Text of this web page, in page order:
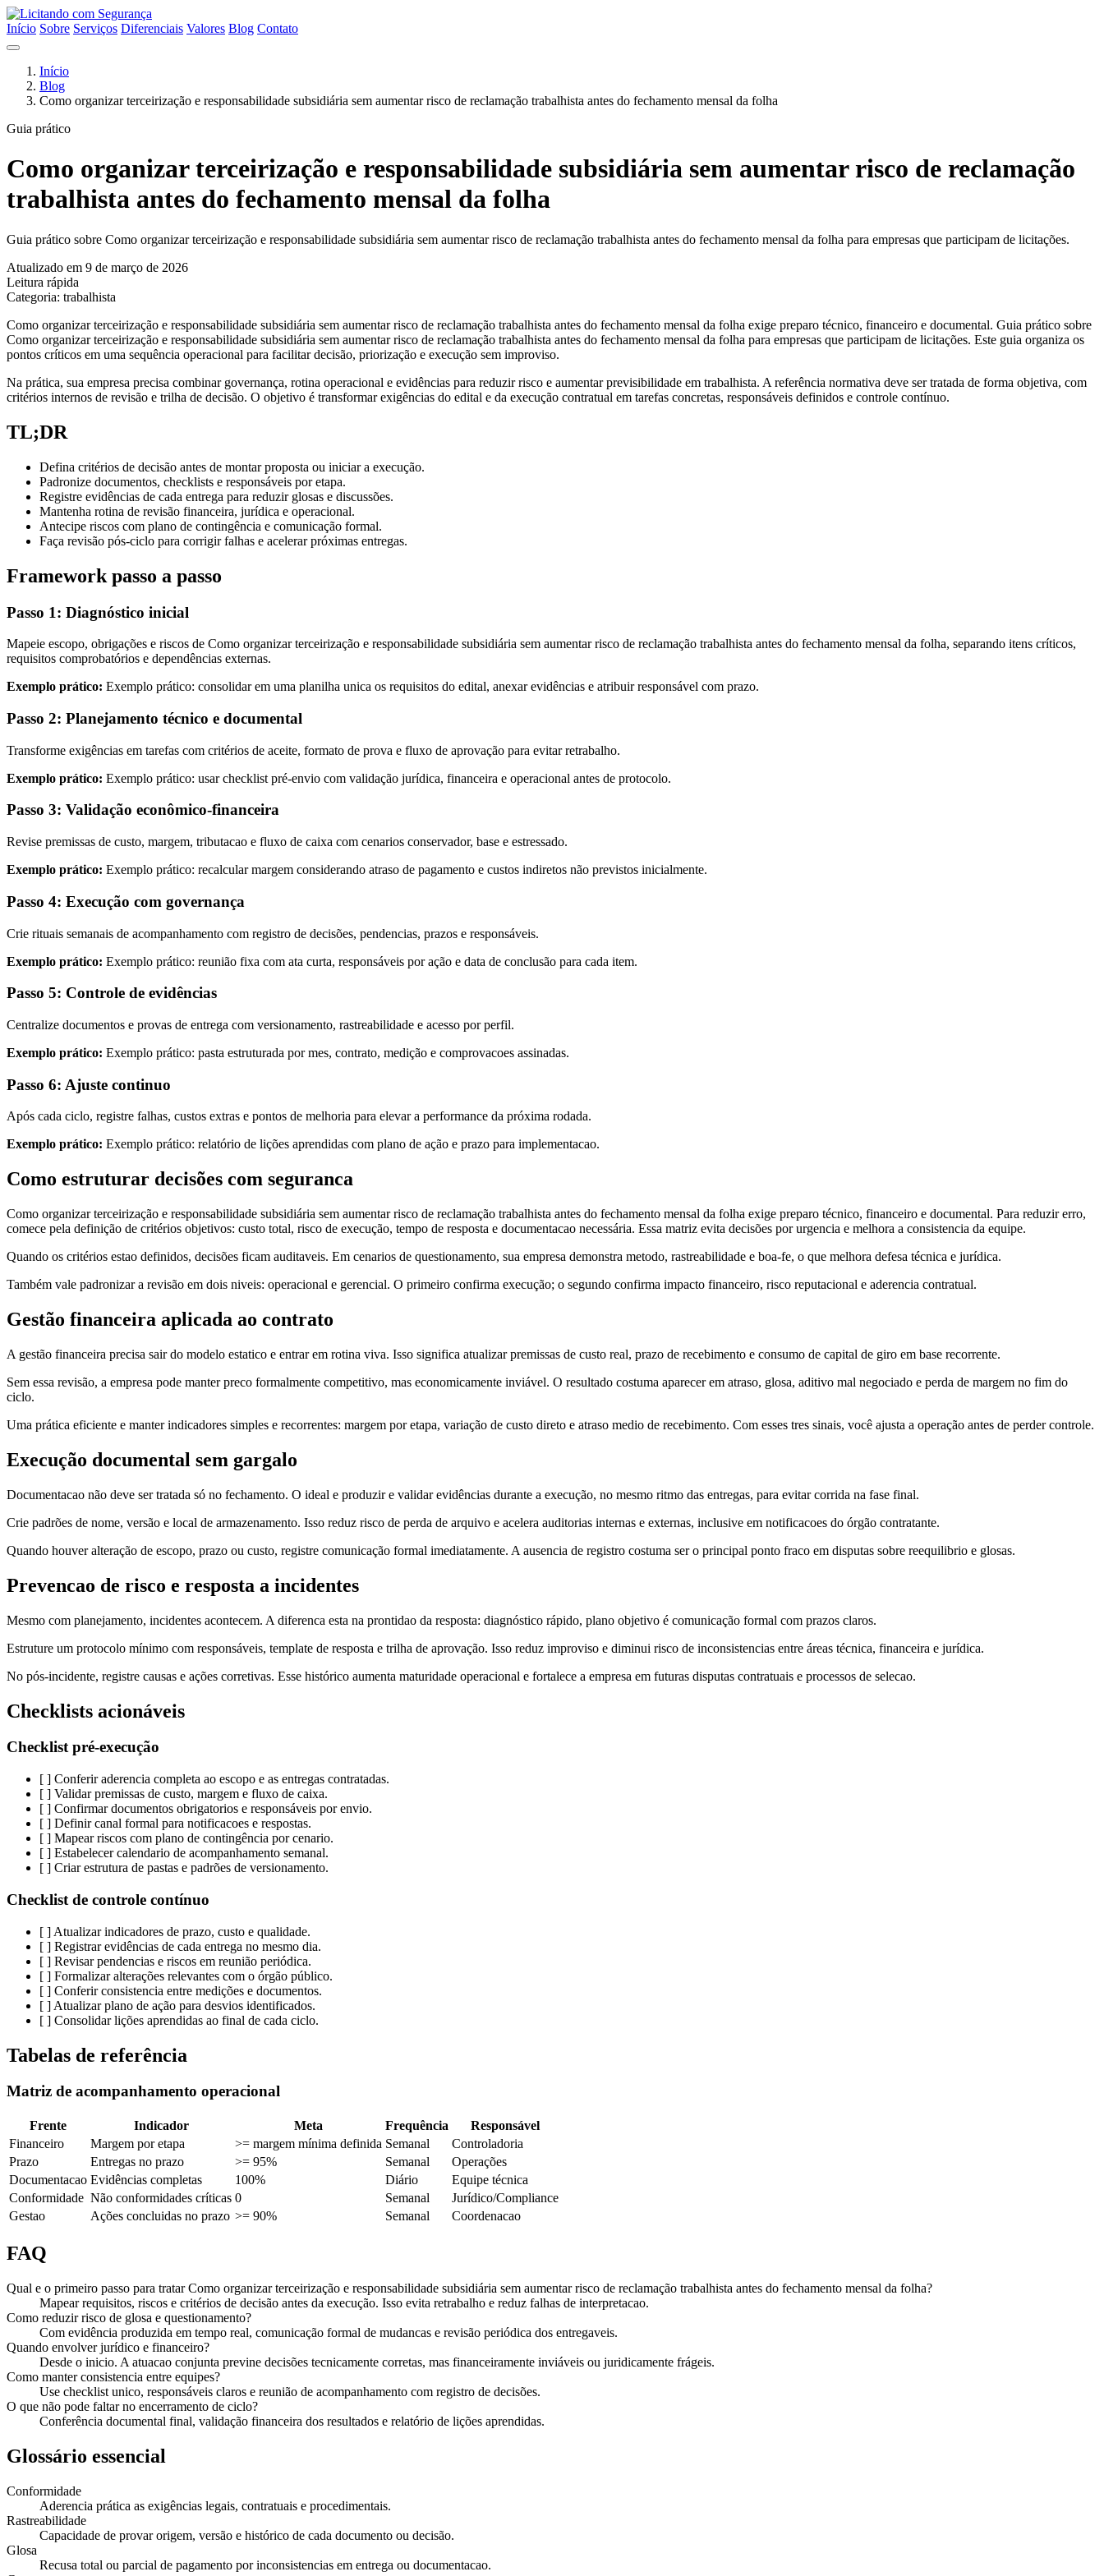
Início Sobre Serviços Diferenciais Valores Blog Contato
Início
Blog
Como organizar terceirização e responsabilidade subsidiária sem aumentar risco de reclamação trabalhista antes do fechamento mensal da folha
Guia prático
Como organizar terceirização e responsabilidade subsidiária sem aumentar risco de reclamação
trabalhista antes do fechamento mensal da folha
Guia prático sobre Como organizar terceirização e responsabilidade subsidiária sem aumentar risco de reclamação trabalhista antes do fechamento mensal da folha para empresas que participam de licitações.
Atualizado em 9 de março de 2026
Leitura rápida
Categoria: trabalhista
Como organizar terceirização e responsabilidade subsidiária sem aumentar risco de reclamação trabalhista antes do fechamento mensal da folha exige preparo técnico, financeiro e documental. Guia prático sobre
Como organizar terceirização e responsabilidade subsidiária sem aumentar risco de reclamação trabalhista antes do fechamento mensal da folha para empresas que participam de licitações. Este guia organiza os
pontos críticos em uma sequência operacional para facilitar decisão, priorização e execução sem improviso.
Na prática, sua empresa precisa combinar governança, rotina operacional e evidências para reduzir risco e aumentar previsibilidade em trabalhista. A referência normativa deve ser tratada de forma objetiva, com
critérios internos de revisão e trilha de decisão. O objetivo é transformar exigências do edital e da execução contratual em tarefas concretas, responsáveis definidos e controle contínuo.
TL;DR
Defina critérios de decisão antes de montar proposta ou iniciar a execução.
Padronize documentos, checklists e responsáveis por etapa.
Registre evidências de cada entrega para reduzir glosas e discussões.
Mantenha rotina de revisão financeira, jurídica e operacional.
Antecipe riscos com plano de contingência e comunicação formal.
Faça revisão pós-ciclo para corrigir falhas e acelerar próximas entregas.
Framework passo a passo
Passo 1: Diagnóstico inicial
Mapeie escopo, obrigações e riscos de Como organizar terceirização e responsabilidade subsidiária sem aumentar risco de reclamação trabalhista antes do fechamento mensal da folha, separando itens críticos,
requisitos comprobatórios e dependências externas.
Exemplo prático: Exemplo prático: consolidar em uma planilha unica os requisitos do edital, anexar evidências e atribuir responsável com prazo.
Passo 2: Planejamento técnico e documental
Transforme exigências em tarefas com critérios de aceite, formato de prova e fluxo de aprovação para evitar retrabalho.
Exemplo prático: Exemplo prático: usar checklist pré-envio com validação jurídica, financeira e operacional antes de protocolo.
Passo 3: Validação econômico-financeira
Revise premissas de custo, margem, tributacao e fluxo de caixa com cenarios conservador, base e estressado.
Exemplo prático: Exemplo prático: recalcular margem considerando atraso de pagamento e custos indiretos não previstos inicialmente.
Passo 4: Execução com governança
Crie rituais semanais de acompanhamento com registro de decisões, pendencias, prazos e responsáveis.
Exemplo prático: Exemplo prático: reunião fixa com ata curta, responsáveis por ação e data de conclusão para cada item.
Passo 5: Controle de evidências
Centralize documentos e provas de entrega com versionamento, rastreabilidade e acesso por perfil.
Exemplo prático: Exemplo prático: pasta estruturada por mes, contrato, medição e comprovacoes assinadas.
Passo 6: Ajuste continuo
Após cada ciclo, registre falhas, custos extras e pontos de melhoria para elevar a performance da próxima rodada.
Exemplo prático: Exemplo prático: relatório de lições aprendidas com plano de ação e prazo para implementacao.
Como estruturar decisões com seguranca
Como organizar terceirização e responsabilidade subsidiária sem aumentar risco de reclamação trabalhista antes do fechamento mensal da folha exige preparo técnico, financeiro e documental. Para reduzir erro,
comece pela definição de critérios objetivos: custo total, risco de execução, tempo de resposta e documentacao necessária. Essa matriz evita decisões por urgencia e melhora a consistencia da equipe.
Quando os critérios estao definidos, decisões ficam auditaveis. Em cenarios de questionamento, sua empresa demonstra metodo, rastreabilidade e boa-fe, o que melhora defesa técnica e jurídica.
Também vale padronizar a revisão em dois niveis: operacional e gerencial. O primeiro confirma execução; o segundo confirma impacto financeiro, risco reputacional e aderencia contratual.
Gestão financeira aplicada ao contrato
A gestão financeira precisa sair do modelo estatico e entrar em rotina viva. Isso significa atualizar premissas de custo real, prazo de recebimento e consumo de capital de giro em base recorrente.
Sem essa revisão, a empresa pode manter preco formalmente competitivo, mas economicamente inviável. O resultado costuma aparecer em atraso, glosa, aditivo mal negociado e perda de margem no fim do
ciclo.
Uma prática eficiente e manter indicadores simples e recorrentes: margem por etapa, variação de custo direto e atraso medio de recebimento. Com esses tres sinais, você ajusta a operação antes de perder controle.
Execução documental sem gargalo
Documentacao não deve ser tratada só no fechamento. O ideal e produzir e validar evidências durante a execução, no mesmo ritmo das entregas, para evitar corrida na fase final.
Crie padrões de nome, versão e local de armazenamento. Isso reduz risco de perda de arquivo e acelera auditorias internas e externas, inclusive em notificacoes do órgão contratante.
Quando houver alteração de escopo, prazo ou custo, registre comunicação formal imediatamente. A ausencia de registro costuma ser o principal ponto fraco em disputas sobre reequilibrio e glosas.
Prevencao de risco e resposta a incidentes
Mesmo com planejamento, incidentes acontecem. A diferenca esta na prontidao da resposta: diagnóstico rápido, plano objetivo é comunicação formal com prazos claros.
Estruture um protocolo mínimo com responsáveis, template de resposta e trilha de aprovação. Isso reduz improviso e diminui risco de inconsistencias entre áreas técnica, financeira e jurídica.
No pós-incidente, registre causas e ações corretivas. Esse histórico aumenta maturidade operacional e fortalece a empresa em futuras disputas contratuais e processos de selecao.
Checklists acionáveis
Checklist pré-execução
[ ] Conferir aderencia completa ao escopo e as entregas contratadas.
[ ] Validar premissas de custo, margem e fluxo de caixa.
[ ] Confirmar documentos obrigatorios e responsáveis por envio.
[ ] Definir canal formal para notificacoes e respostas.
[ ] Mapear riscos com plano de contingência por cenario.
[ ] Estabelecer calendario de acompanhamento semanal.
[ ] Criar estrutura de pastas e padrões de versionamento.
Checklist de controle contínuo
[ ] Atualizar indicadores de prazo, custo e qualidade.
[ ] Registrar evidências de cada entrega no mesmo dia.
[ ] Revisar pendencias e riscos em reunião periódica.
[ ] Formalizar alterações relevantes com o órgão público.
[ ] Conferir consistencia entre medições e documentos.
[ ] Atualizar plano de ação para desvios identificados.
[ ] Consolidar lições aprendidas ao final de cada ciclo.
Tabelas de referência
Matriz de acompanhamento operacional
Frente Indicador Meta Frequência
Responsável
Financeiro
Margem por etapa >= margem mínima definida Semanal
Controladoria
Prazo
Entregas no prazo >= 95% Semanal
Operações
Documentacao Evidências completas 100% Diário
Equipe técnica
Conformidade Não conformidades críticas 0 Semanal
Jurídico/Compliance
Gestao
Ações concluidas no prazo >= 90% Semanal Coordenacao
FAQ
Qual e o primeiro passo para tratar Como organizar terceirização e responsabilidade subsidiária sem aumentar risco de reclamação trabalhista antes do fechamento mensal da folha?
Mapear requisitos, riscos e critérios de decisão antes da execução. Isso evita retrabalho e reduz falhas de interpretacao.
Como reduzir risco de glosa e questionamento?
Com evidência produzida em tempo real, comunicação formal de mudancas e revisão periódica dos entregaveis.
Quando envolver jurídico e financeiro?
Desde o inicio. A atuacao conjunta previne decisões tecnicamente corretas, mas financeiramente inviáveis ou juridicamente frágeis.
Como manter consistencia entre equipes?
Use checklist unico, responsáveis claros e reunião de acompanhamento com registro de decisões.
O que não pode faltar no encerramento de ciclo?
Conferência documental final, validação financeira dos resultados e relatório de lições aprendidas.
Glossário essencial
Conformidade
Aderencia prática as exigências legais, contratuais e procedimentais.
Rastreabilidade
Capacidade de provar origem, versão e histórico de cada documento ou decisão.
Glosa
Recusa total ou parcial de pagamento por inconsistencias em entrega ou documentacao.